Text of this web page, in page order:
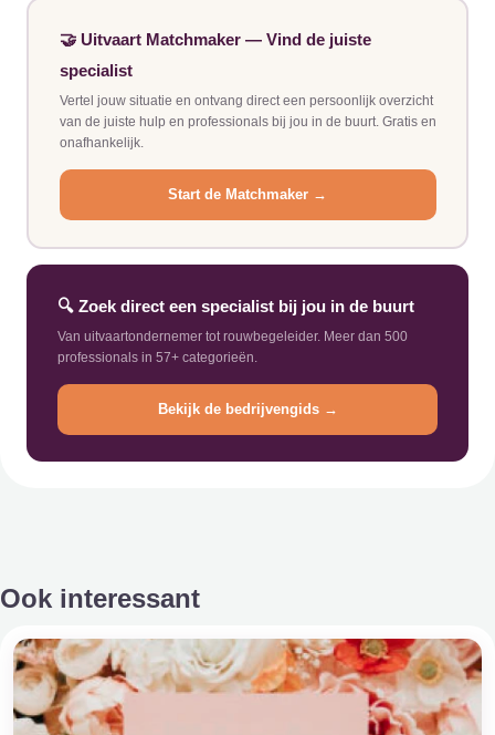
🤝 Uitvaart Matchmaker — Vind de juiste
specialist
Vertel jouw situatie en ontvang direct een persoonlijk overzicht
van de juiste hulp en professionals bij jou in de buurt. Gratis en
onafhankelijk.
Start de Matchmaker →
🔍 Zoek direct een specialist bij jou in de buurt
Van uitvaartondernemer tot rouwbegeleider. Meer dan 500
professionals in 57+ categorieën.
Bekijk de bedrijvengids →
Ook interessant